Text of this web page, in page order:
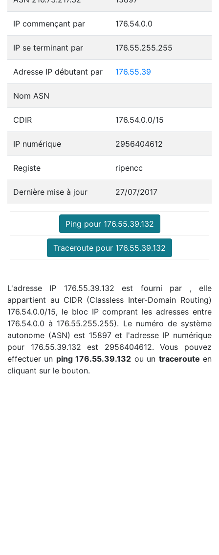
IP commençant par 176.54.0.0
IP se terminant par 176.55.255.255
Adresse IP débutant par 176.55.39
Nom ASN
CDIR 176.54.0.0/15
IP numérique 2956404612
Registe ripencc
Dernière mise à jour 27/07/2017
Ping pour 176.55.39.132
Traceroute pour 176.55.39.132
L'adresse IP 176.55.39.132 est fourni par , elle
appartient au CIDR (Classless Inter-Domain Routing)
176.54.0.0/15, le bloc IP comprant les adresses entre
176.54.0.0 à 176.55.255.255). Le numéro de système
autonome (ASN) est 15897 et l'adresse IP numérique
pour 176.55.39.132 est 2956404612. Vous pouvez
effectuer un ping 176.55.39.132 ou un traceroute en
cliquant sur le bouton.